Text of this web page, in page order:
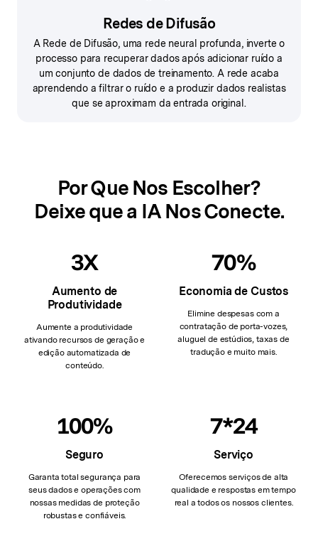
Redes de Difusão
A Rede de Difusão, uma rede neural profunda, inverte o
processo para recuperar dados após adicionar ruído a
um conjunto de dados de treinamento. A rede acaba
aprendendo a filtrar o ruído e a produzir dados realistas
que se aproximam da entrada original.
Por Que Nos Escolher?
Deixe que a IA Nos Conecte.
3X
Aumento de
Produtividade
Aumente a produtividade
ativando recursos de geração e
edição automatizada de
conteúdo.
70%
Economia de Custos
Elimine despesas com a
contratação de porta-vozes,
aluguel de estúdios, taxas de
tradução e muito mais.
100%
Seguro
Garanta total segurança para
seus dados e operações com
nossas medidas de proteção
robustas e confiáveis.
7*24
Serviço
Oferecemos serviços de alta
qualidade e respostas em tempo
real a todos os nossos clientes.